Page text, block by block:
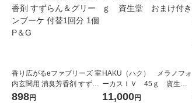
香り広がるeファブリーズ 室
内玄関用 消臭芳香剤 すずら
ん＆グリーンブーケ 付替1回
898円
HAKU（ハク） メラノフォ
ーカスＩＶ 45ｇ 資生
堂 おまけ付き
11,000円